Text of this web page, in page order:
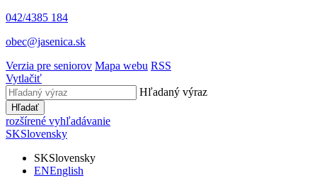
042/4385 184
obec@jasenica.sk
Verzia pre seniorov Mapa webu RSS
Vytlačiť
Hľadaný výraz
Hľadať
rozšírené vyhľadávanie
SKSlovensky
SKSlovensky
ENEnglish